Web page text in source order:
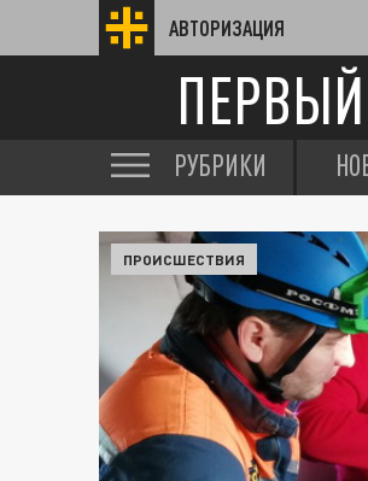
АВТОРИЗАЦИЯ
РУБРИКИ
ПРОИСШЕСТВИЯ